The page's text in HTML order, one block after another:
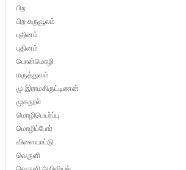
பிற
பிற கருவூலம்
புதினம்
புதினம்
பொன்மொழி
மருத்துவம்
மு.இராமகிருட்டிணன்
முகநூல்
மொழிபெயர்ப்பு
மொழிப்போர்
விளையாட்டு
வெருளி